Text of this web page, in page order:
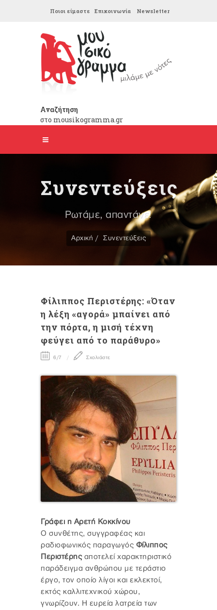
Ποιοι είμαστε Επικοινωνία Newsletter
Αναζήτηση
στο mousikogramma.gr
Συνεντεύξεις
Ρωτάμε, απαντάνε!
Αρχική Συνεντεύξεις
Φίλιππος Περιστέρης: «Όταν
η λέξη «αγορά» μπαίνει από
την πόρτα, η μισή τέχνη
φεύγει από το παράθυρο»
6/7 Σχολιάστε
Γράφει η Αρετή Κοκκίνου
Ο συνθέτης, συγγραφέας και
ραδιοφωνικός παραγωγός Φίλιππος
Περιστέρης αποτελεί χαρακτηριστικό
παράδειγμα ανθρώπου με τεράστιο
έργο, τον οποίο λίγοι και εκλεκτοί,
εκτός καλλιτεχνικού χώρου,
γνωρίζουν. Η ευρεία λατρεία των